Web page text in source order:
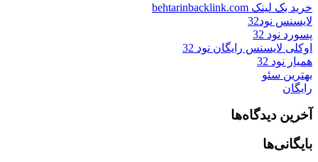
خرید بک لینک behtarinbacklink.com
لایسنس نود32
پسورد نود 32
اوکلی لایسنس رایگان نود 32
همیار نود 32
بهترین سئو
رایگان
آخرین دیدگاه‌ها
بایگانی‌ها